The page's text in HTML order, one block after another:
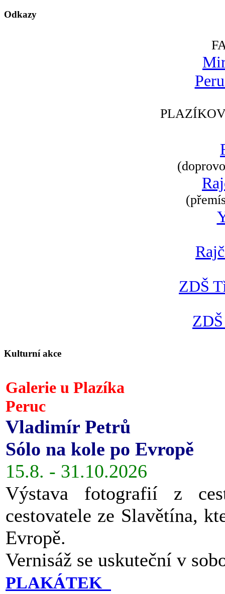
Odkazy
ZDŠ
Kulturní akce
Galerie u Plazíka
Peruc
Vladimír Petrů
Sólo na kole po Evropě
15.8. - 31.10.2026
Výstava fotografií z
cestovatele ze Slavětína,
Evropě.
Vernisáž se uskuteční v
PLAKÁTEK